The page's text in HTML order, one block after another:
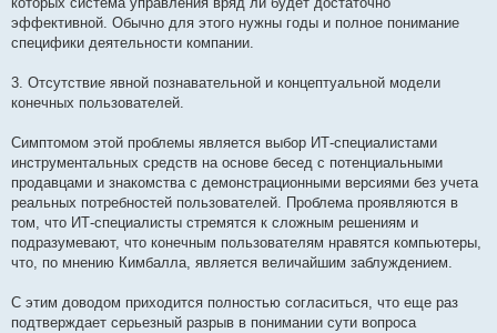
эффективной. Обычно для этого нужны годы и полное понимание
специфики деятельности компании.
3. Отсутствие явной познавательной и концептуальной модели
конечных пользователей.
Симптомом этой проблемы является выбор ИТ-специалистами
инструментальных средств на основе бесед с потенциальными
продавцами и знакомства с демонстрационными версиями без учета
реальных потребностей пользователей. Проблема проявляются в
том, что ИТ-специалисты стремятся к сложным решениям и
подразумевают, что конечным пользователям нравятся компьютеры,
что, по мнению Кимбалла, является величайшим заблуждением.
С этим доводом приходится полностью согласиться, что еще раз
подтверждает серьезный разрыв в понимании сути вопроса